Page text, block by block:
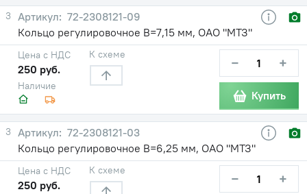
3
72-2308121-09
Кольцо регулировочное В=7,15 мм, ОАО "МТЗ"
Наличие
Цена с НДС
250 руб.
К схеме − +
Купить
3
72-2308121-03
Кольцо регулировочное В=6,25 мм, ОАО "МТЗ"
Цена с НДС
250 руб.
К схеме − +